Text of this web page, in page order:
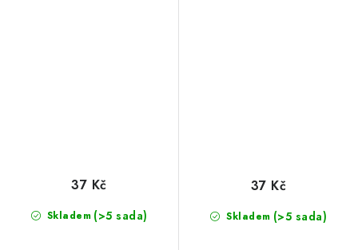
Skladem (>5 sada)
37 Kč
Skladem (>5 sada)
37 Kč